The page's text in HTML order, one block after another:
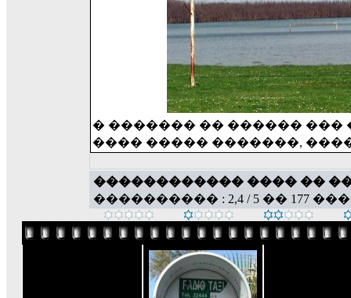
� ������� �� ������
���� ����� �������,
������������ ���� ��
���������� : 2,4 / 5 �� 177